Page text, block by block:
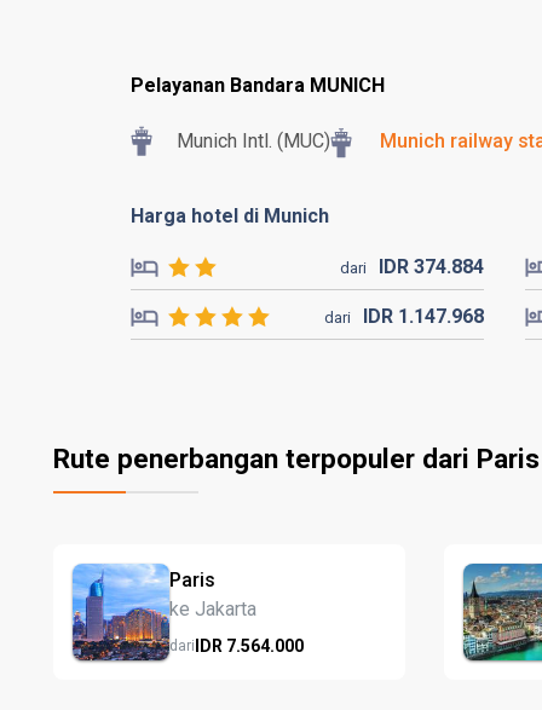
Pelayanan Bandara MUNICH
Munich Intl. (MUC) Munich railway
Harga hotel di Munich
dari IDR 374.884
dari IDR 1.147.968
Rute penerbangan terpopuler dari Paris
Paris
ke Jakarta
dariIDR 7.564.000